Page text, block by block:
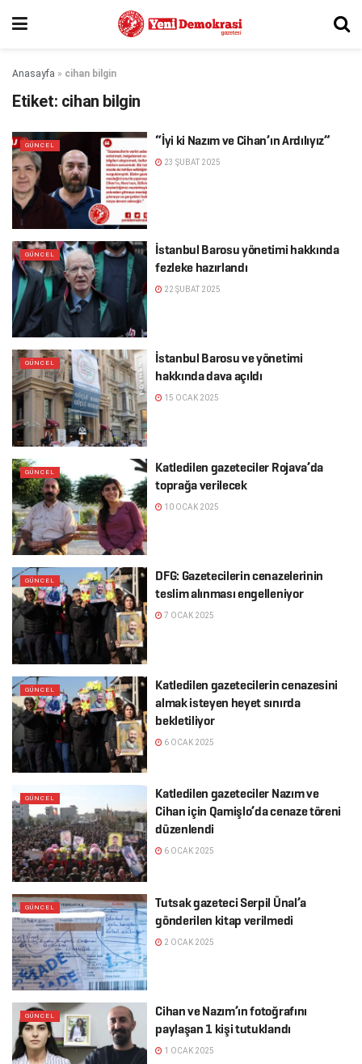
Anasayfa » cihan bilgin
Etiket: cihan bilgin
GÜNCEL “İyi ki Nazım ve Cihan’ın Ardılıyız”
23 ŞUBAT 2025
GÜNCEL
İstanbul Barosu yönetimi hakkında
fezleke hazırlandı
22 ŞUBAT 2025
GÜNCEL
İstanbul Barosu ve yönetimi
hakkında dava açıldı
15 OCAK 2025
GÜNCEL
Katledilen gazeteciler Rojava’da
toprağa verilecek
10 OCAK 2025
GÜNCEL
DFG: Gazetecilerin cenazelerinin
teslim alınması engelleniyor
7 OCAK 2025
GÜNCEL
Katledilen gazetecilerin cenazesini
almak isteyen heyet sınırda
bekletiliyor
6 OCAK 2025
GÜNCEL
Katledilen gazeteciler Nazım ve
Cihan için Qamişlo’da cenaze töreni
düzenlendi
6 OCAK 2025
GÜNCEL
Tutsak gazeteci Serpil Ünal’a
gönderilen kitap verilmedi
2 OCAK 2025
GÜNCEL
Cihan ve Nazım’ın fotoğrafını
paylaşan 1 kişi tutuklandı
1 OCAK 2025